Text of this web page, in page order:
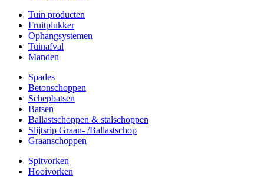
Tuin producten
Fruitplukker
Ophangsystemen
Tuinafval
Manden
Spades
Betonschoppen
Schepbatsen
Batsen
Ballastschoppen & stalschoppen
Slijtsrip Graan- /Ballastschop
Graanschoppen
Spitvorken
Hooivorken